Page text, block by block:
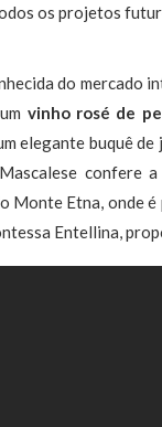
os projetos
do mercado
vinho rosé de
elegante buquê
confere
Monte Etna, onde
Entellina,